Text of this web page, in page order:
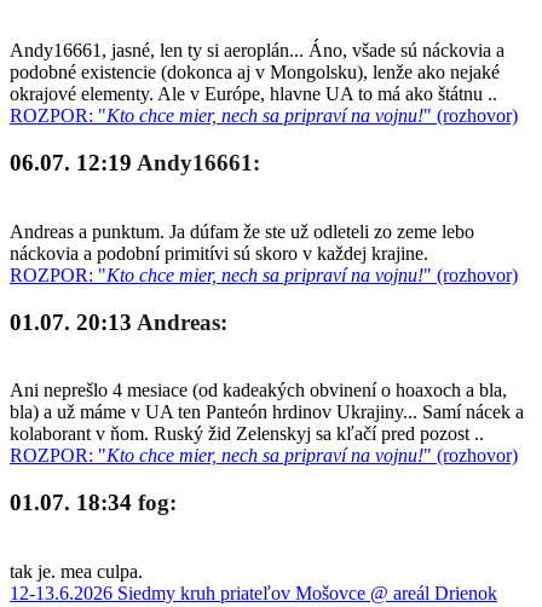
Andy16661, jasné, len ty si aeroplán... Áno, všade sú náckovia a
podobné existencie (dokonca aj v Mongolsku), lenže ako nejaké
okrajové elementy. Ale v Európe, hlavne UA to má ako štátnu ..
ROZPOR: "Kto chce mier, nech sa pripraví na vojnu!" (rozhovor)
06.07. 12:19 Andy16661:
Andreas a punktum. Ja dúfam že ste už odleteli zo zeme lebo
náckovia a podobní primitívi sú skoro v každej krajine.
ROZPOR: "Kto chce mier, nech sa pripraví na vojnu!" (rozhovor)
01.07. 20:13 Andreas:
Ani neprešlo 4 mesiace (od kadeakých obvinení o hoaxoch a bla,
bla) a už máme v UA ten Panteón hrdinov Ukrajiny... Samí nácek a
kolaborant v ňom. Ruský žid Zelenskyj sa kľačí pred pozost ..
ROZPOR: "Kto chce mier, nech sa pripraví na vojnu!" (rozhovor)
01.07. 18:34 fog:
tak je. mea culpa.
12-13.6.2026 Siedmy kruh priateľov Mošovce @ areál Drienok